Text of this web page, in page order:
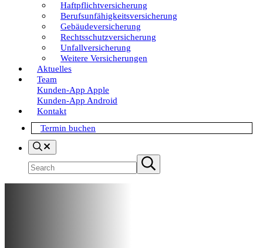
Entscheidung!
Haftpflichtversicherung
Berufsunfähigkeitsversicherung
Gebäudeversicherung
Rechtsschutzversicherung
Unfallversicherung
Weitere Versicherungen
Aktuelles
Team
Kunden-App Apple
Kunden-App Android
Kontakt
Termin buchen
Search
Submit
search